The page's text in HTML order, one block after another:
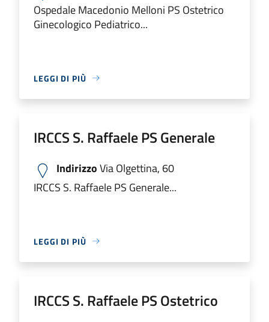
Ospedale Macedonio Melloni PS Ostetrico
Ginecologico Pediatrico...
LEGGI DI PIÙ
IRCCS S. Raffaele PS Generale
IndirizzoVia Olgettina, 60
IRCCS S. Raffaele PS Generale...
LEGGI DI PIÙ
IRCCS S. Raffaele PS Ostetrico